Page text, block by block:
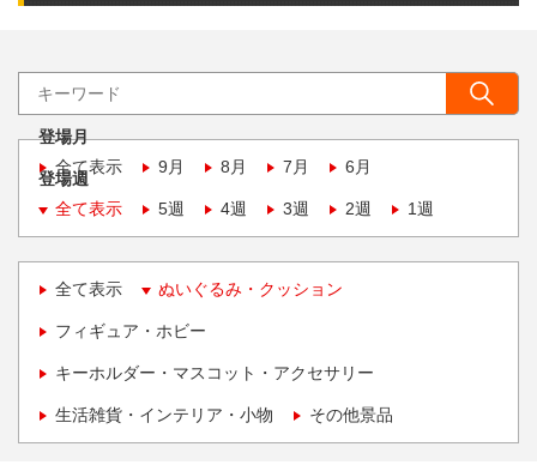
登場月
全て表示
9月 8月 7月 6月
登場週
全て表示
5週 4週 3週 2週 1週
全て表示 ぬいぐるみ・クッション
フィギュア・ホビー
キーホルダー・マスコット・アクセサリー
生活雑貨・インテリア・小物 その他景品